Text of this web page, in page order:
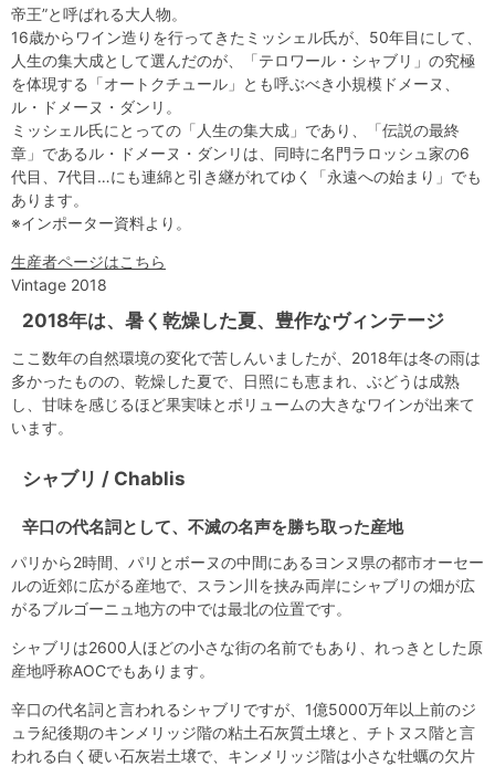
帝王”と呼ばれる大人物。
16歳からワイン造りを行ってきたミッシェル氏が、50年目にして、
人生の集大成として選んだのが、「テロワール・シャブリ」の究極
を体現する「オートクチュール」とも呼ぶべき小規模ドメーヌ、
ル・ドメーヌ・ダンリ。
ミッシェル氏にとっての「人生の集大成」であり、「伝説の最終
章」であるル・ドメーヌ・ダンリは、同時に名門ラロッシュ家の6
代目、7代目…にも連綿と引き継がれてゆく「永遠への始まり」でも
あります。
※インポーター資料より。
生産者ページはこちら
Vintage 2018
2018年は、暑く乾燥した夏、豊作なヴィンテージ
ここ数年の自然環境の変化で苦しんいましたが、2018年は冬の雨は
多かったものの、乾燥した夏で、日照にも恵まれ、ぶどうは成熟
し、甘味を感じるほど果実味とボリュームの大きなワインが出来て
います。
シャブリ / Chablis
辛口の代名詞として、不滅の名声を勝ち取った産地
パリから2時間、パリとボーヌの中間にあるヨンヌ県の都市オーセー
ルの近郊に広がる産地で、スラン川を挟み両岸にシャブリの畑が広
がるブルゴーニュ地方の中では最北の位置です。
シャブリは2600人ほどの小さな街の名前でもあり、れっきとした原
産地呼称AOCでもあります。
辛口の代名詞と言われるシャブリですが、1億5000万年以上前のジ
ュラ紀後期のキンメリッジ階の粘土石灰質土壌と、チトヌス階と言
われる白く硬い石灰岩土壌で、キンメリッジ階は小さな牡蠣の欠片